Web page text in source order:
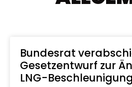
Bundesrat
Gesetzentwurf zur
LNG-